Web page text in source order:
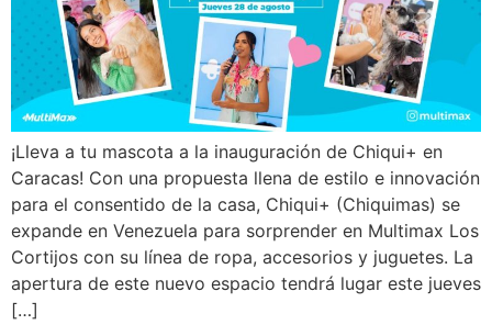
¡Lleva a tu mascota a la inauguración de Chiqui+ en
Caracas! Con una propuesta llena de estilo e innovación
para el consentido de la casa, Chiqui+ (Chiquimas) se
expande en Venezuela para sorprender en Multimax Los
Cortijos con su línea de ropa, accesorios y juguetes. La
apertura de este nuevo espacio tendrá lugar este jueves
[…]